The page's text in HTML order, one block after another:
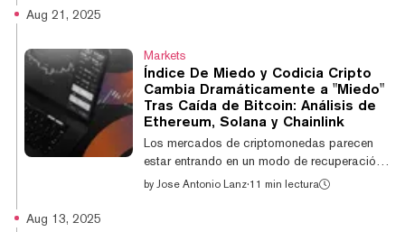
que respaldan las acciones serían
mantenidos con Coinbase Custody Trust
Company. Este es el mismo custodio
utilizado por muchos de los ETF de
criptomonedas más grandes listados en
Estados Unidos, como el i...
Aug 21, 2025
Markets
Índice De Miedo y Codicia Cripto
Cambia Dramáticamente a "Miedo"
Tras Caída de Bitcoin: Análisis de
Ethereum, Solana y Chainlink
Los mercados de criptomonedas parecen
estar entrando en un modo de recuperación
cautelosa incluso mientras el sentimiento
by Jose Antonio Lanz·11 min lectura
Aug 13, 2025